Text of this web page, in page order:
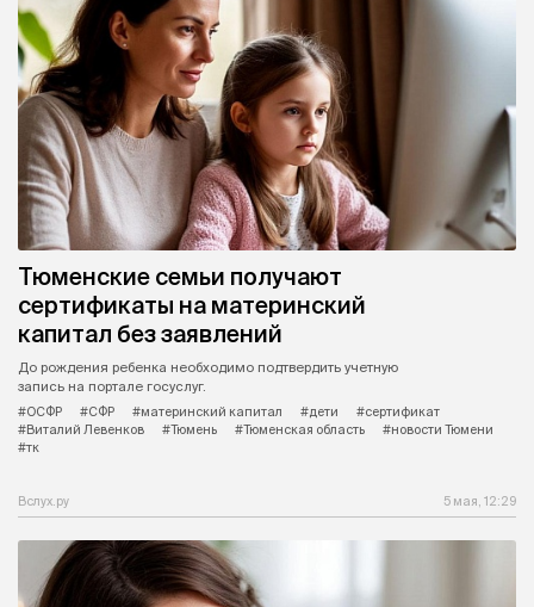
Тюменские семьи получают
сертификаты на материнский
капитал без заявлений
До рождения ребенка необходимо подтвердить учетную
запись на портале госуслуг.
#ОСФР
#СФР #материнский капитал #дети
#сертификат
#Виталий Левенков
#Тюмень #Тюменская область
#новости Тюмени
#тк
Вслух.ру 5 мая, 12:29